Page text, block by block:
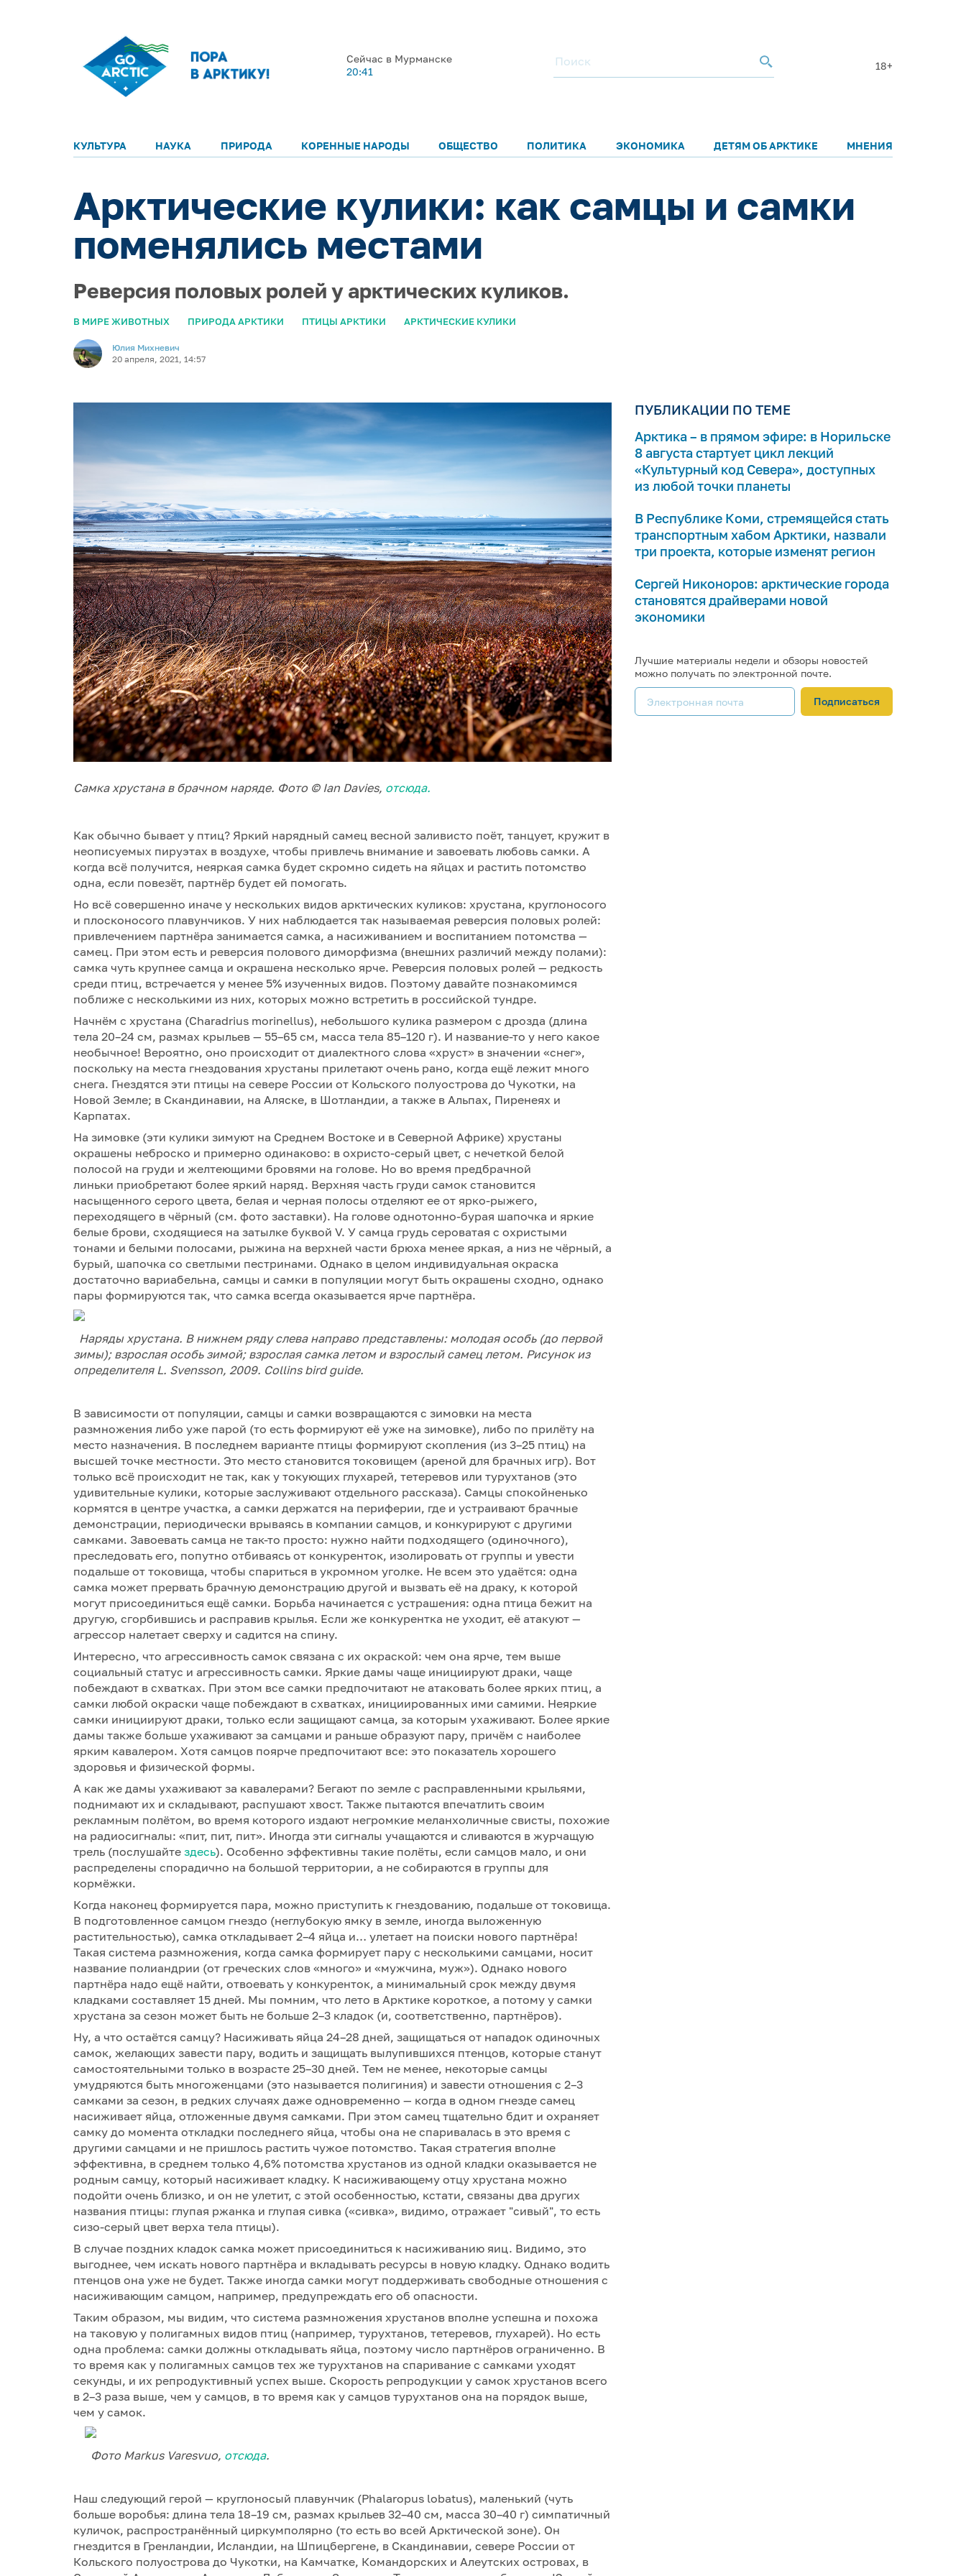
Сейчас в Мурманске
20:41
18+
КУЛЬТУРА НАУКА ПРИРОДА КОРЕННЫЕ НАРОДЫ ОБЩЕСТВО ПОЛИТИКА ЭКОНОМИКА ДЕТЯМ ОБ АРКТИКЕ МНЕНИЯ
Арктические кулики: как самцы и самки
поменялись местами
Реверсия половых ролей у арктических куликов.
В МИРЕ ЖИВОТНЫХ ПРИРОДА АРКТИКИ ПТИЦЫ АРКТИКИ АРКТИЧЕСКИЕ КУЛИКИ
Юлия Михневич
20 апреля, 2021, 14:57
Самка хрустана в брачном наряде. Фото © Ian Davies, отсюда.
Как обычно бывает у птиц? Яркий нарядный самец весной заливисто поёт, танцует, кружит в
неописуемых пируэтах в воздухе, чтобы привлечь внимание и завоевать любовь самки. А
когда всё получится, неяркая самка будет скромно сидеть на яйцах и растить потомство
одна, если повезёт, партнёр будет ей помогать.
Но всё совершенно иначе у нескольких видов арктических куликов: хрустана, круглоносого
и плосконосого плавунчиков. У них наблюдается так называемая реверсия половых ролей:
привлечением партнёра занимается самка, а насиживанием и воспитанием потомства —
самец. При этом есть и реверсия полового диморфизма (внешних различий между полами):
самка чуть крупнее самца и окрашена несколько ярче. Реверсия половых ролей — редкость
среди птиц, встречается у менее 5% изученных видов. Поэтому давайте познакомимся
поближе с несколькими из них, которых можно встретить в российской тундре.
Начнём с хрустана (Charadrius morinellus), небольшого кулика размером с дрозда (длина
тела 20–24 см, размах крыльев — 55–65 см, масса тела 85–120 г). И название-то у него какое
необычное! Вероятно, оно происходит от диалектного слова «хруст» в значении «снег»,
поскольку на места гнездования хрустаны прилетают очень рано, когда ещё лежит много
снега. Гнездятся эти птицы на севере России от Кольского полуострова до Чукотки, на
Новой Земле; в Скандинавии, на Аляске, в Шотландии, а также в Альпах, Пиренеях и
Карпатах.
На зимовке (эти кулики зимуют на Среднем Востоке и в Северной Африке) хрустаны
окрашены неброско и примерно одинаково: в охристо-серый цвет, с нечеткой белой
полосой на груди и желтеющими бровями на голове. Но во время предбрачной
линьки приобретают более яркий наряд. Верхняя часть груди самок становится
насыщенного серого цвета, белая и черная полосы отделяют ее от ярко-рыжего,
переходящего в чёрный (см. фото заставки). На голове однотонно-бурая шапочка и яркие
белые брови, сходящиеся на затылке буквой V. У самца грудь сероватая с охристыми
тонами и белыми полосами, рыжина на верхней части брюха менее яркая, а низ не чёрный, а
бурый, шапочка со светлыми пестринами. Однако в целом индивидуальная окраска
достаточно вариабельна, самцы и самки в популяции могут быть окрашены сходно, однако
пары формируются так, что самка всегда оказывается ярче партнёра.
Наряды хрустана. В нижнем ряду слева направо представлены: молодая особь (до первой
зимы); взрослая особь зимой; взрослая самка летом и взрослый самец летом. Рисунок из
определителя L. Svensson, 2009. Collins bird guide.
В зависимости от популяции, самцы и самки возвращаются с зимовки на места
размножения либо уже парой (то есть формируют её уже на зимовке), либо по прилёту на
место назначения. В последнем варианте птицы формируют скопления (из 3–25 птиц) на
высшей точке местности. Это место становится токовищем (ареной для брачных игр). Вот
только всё происходит не так, как у токующих глухарей, тетеревов или турухтанов (это
удивительные кулики, которые заслуживают отдельного рассказа). Самцы спокойненько
кормятся в центре участка, а самки держатся на периферии, где и устраивают брачные
демонстрации, периодически врываясь в компании самцов, и конкурируют с другими
самками. Завоевать самца не так-то просто: нужно найти подходящего (одиночного),
преследовать его, попутно отбиваясь от конкуренток, изолировать от группы и увести
подальше от токовища, чтобы спариться в укромном уголке. Не всем это удаётся: одна
самка может прервать брачную демонстрацию другой и вызвать её на драку, к которой
могут присоединиться ещё самки. Борьба начинается с устрашения: одна птица бежит на
другую, сгорбившись и расправив крылья. Если же конкурентка не уходит, её атакуют —
агрессор налетает сверху и садится на спину.
Интересно, что агрессивность самок связана с их окраской: чем она ярче, тем выше
социальный статус и агрессивность самки. Яркие дамы чаще инициируют драки, чаще
побеждают в схватках. При этом все самки предпочитают не атаковать более ярких птиц, а
самки любой окраски чаще побеждают в схватках, инициированных ими самими. Неяркие
самки инициируют драки, только если защищают самца, за которым ухаживают. Более яркие
дамы также больше ухаживают за самцами и раньше образуют пару, причём с наиболее
ярким кавалером. Хотя самцов поярче предпочитают все: это показатель хорошего
здоровья и физической формы.
А как же дамы ухаживают за кавалерами? Бегают по земле с расправленными крыльями,
поднимают их и складывают, распушают хвост. Также пытаются впечатлить своим
рекламным полётом, во время которого издают негромкие меланхоличные свисты, похожие
на радиосигналы: «пит, пит, пит». Иногда эти сигналы учащаются и сливаются в журчащую
трель (послушайте здесь). Особенно эффективны такие полёты, если самцов мало, и они
распределены спорадично на большой территории, а не собираются в группы для
кормёжки.
Когда наконец формируется пара, можно приступить к гнездованию, подальше от токовища.
В подготовленное самцом гнездо (неглубокую ямку в земле, иногда выложенную
растительностью), самка откладывает 2–4 яйца и… улетает на поиски нового партнёра!
Такая система размножения, когда самка формирует пару с несколькими самцами, носит
название полиандрии (от греческих слов «много» и «мужчина, муж»). Однако нового
партнёра надо ещё найти, отвоевать у конкуренток, а минимальный срок между двумя
кладками составляет 15 дней. Мы помним, что лето в Арктике короткое, а потому у самки
хрустана за сезон может быть не больше 2–3 кладок (и, соответственно, партнёров).
Ну, а что остаётся самцу? Насиживать яйца 24–28 дней, защищаться от нападок одиночных
самок, желающих завести пару, водить и защищать вылупившихся птенцов, которые станут
самостоятельными только в возрасте 25–30 дней. Тем не менее, некоторые самцы
умудряются быть многоженцами (это называется полигиния) и завести отношения с 2–3
самками за сезон, в редких случаях даже одновременно — когда в одном гнезде самец
насиживает яйца, отложенные двумя самками. При этом самец тщательно бдит и охраняет
самку до момента откладки последнего яйца, чтобы она не спаривалась в это время с
другими самцами и не пришлось растить чужое потомство. Такая стратегия вполне
эффективна, в среднем только 4,6% потомства хрустанов из одной кладки оказывается не
родным самцу, который насиживает кладку. К насиживающему отцу хрустана можно
подойти очень близко, и он не улетит, с этой особенностью, кстати, связаны два других
названия птицы: глупая ржанка и глупая сивка («сивка», видимо, отражает "сивый", то есть
сизо-серый цвет верха тела птицы).
В случае поздних кладок самка может присоединиться к насиживанию яиц. Видимо, это
выгоднее, чем искать нового партнёра и вкладывать ресурсы в новую кладку. Однако водить
птенцов она уже не будет. Также иногда самки могут поддерживать свободные отношения с
насиживающим самцом, например, предупреждать его об опасности.
Таким образом, мы видим, что система размножения хрустанов вполне успешна и похожа
на таковую у полигамных видов птиц (например, турухтанов, тетеревов, глухарей). Но есть
одна проблема: самки должны откладывать яйца, поэтому число партнёров ограниченно. В
то время как у полигамных самцов тех же турухтанов на спаривание с самками уходят
секунды, и их репродуктивный успех выше. Скорость репродукции у самок хрустанов всего
в 2–3 раза выше, чем у самцов, в то время как у самцов турухтанов она на порядок выше,
чем у самок.
Фото Markus Varesvuo, отсюда.
Наш следующий герой — круглоносый плавунчик (Phalaropus lobatus), маленький (чуть
больше воробья: длина тела 18–19 см, размах крыльев 32–40 см, масса 30–40 г) симпатичный
куличок, распространённый циркумполярно (то есть во всей Арктической зоне). Он
гнездится в Гренландии, Исландии, на Шпицбергене, в Скандинавии, севере России от
Кольского полуострова до Чукотки, на Камчатке, Командорских и Алеутских островах, в
ПУБЛИКАЦИИ ПО ТЕМЕ
Арктика – в прямом эфире: в Норильске
8 августа стартует цикл лекций
«Культурный код Севера», доступных
из любой точки планеты
В Республике Коми, стремящейся стать
транспортным хабом Арктики, назвали
три проекта, которые изменят регион
Сергей Никоноров: арктические города
становятся драйверами новой
экономики
Лучшие материалы недели и обзоры новостей
можно получать по электронной почте.
Подписаться